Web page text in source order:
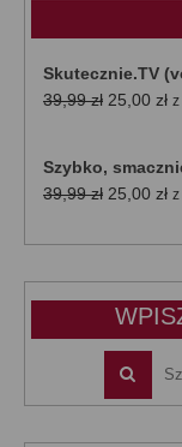
Skutecznie.TV
39,99zł Pierwotna
39,99 zł.
25,00 zł z
Szybko,
39,99zł Pierwotna
wynosiła:
25,00 zł z